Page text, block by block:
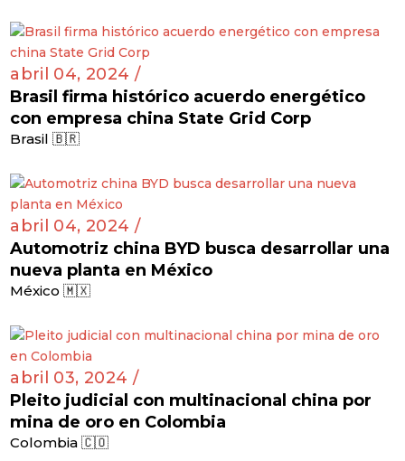
abril 04, 2024 /
Brasil firma histórico acuerdo energético
con empresa china State Grid Corp
Brasil 🇧🇷
abril 04, 2024 /
Automotriz china BYD busca desarrollar una
nueva planta en México
México 🇲🇽
abril 03, 2024 /
Pleito judicial con multinacional china por
mina de oro en Colombia
Colombia 🇨🇴